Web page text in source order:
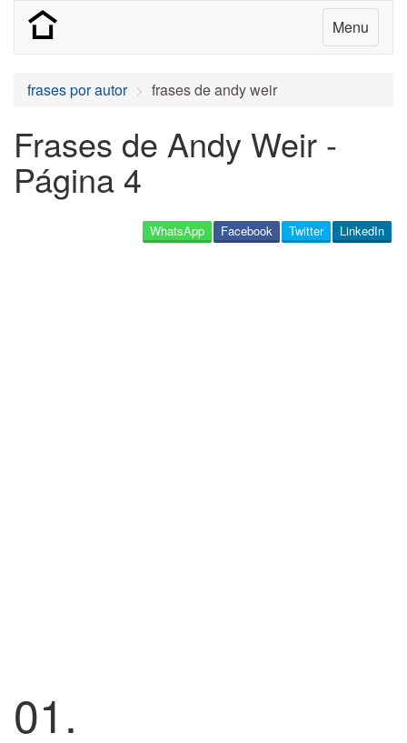
Menu
frases por autor frases de andy weir
Frases de Andy Weir -
Página 4
LinkedIn
Twitter
Facebook
WhatsApp
01.